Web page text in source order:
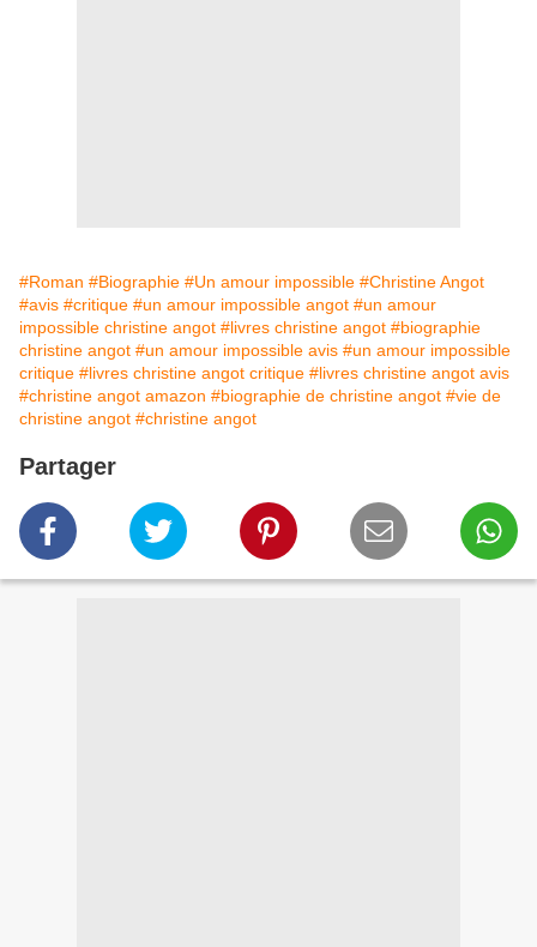
#Roman #Biographie #Un amour impossible #Christine Angot
#avis #critique #un amour impossible angot #un amour
impossible christine angot #livres christine angot #biographie
christine angot #un amour impossible avis #un amour impossible
critique #livres christine angot critique #livres christine angot avis
#christine angot amazon #biographie de christine angot #vie de
christine angot #christine angot
Partager